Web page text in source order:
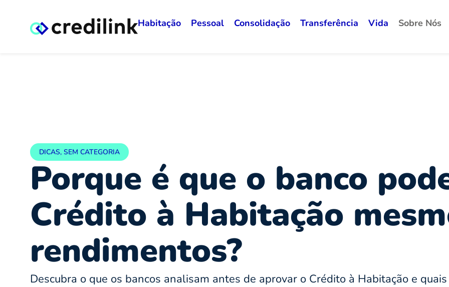
Habitação Pessoal Consolidação Transferência Vida Sobre Nós
DICAS, SEM CATEGORIA
Porque é que o banco
Crédito à Habitação
rendimentos?
Descubra o que os bancos analisam antes de aprovar o Crédito à Habitação e